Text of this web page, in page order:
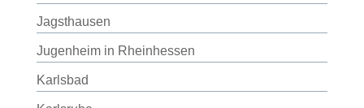
Jagsthausen
Jugenheim in Rheinhessen
Karlsbad